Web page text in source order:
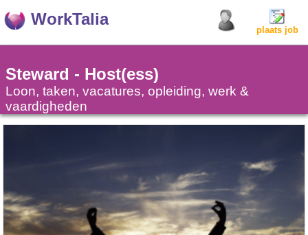
WorkTalia
plaats job
Steward - Host(ess)
Loon, taken, vacatures, opleiding, werk &
vaardigheden